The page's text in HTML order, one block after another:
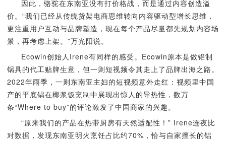
因此，骆驼在东南亚没有打价格战，而是通过内容创造溢
价。“我们已经从传统货架电商思维转向内容驱动型增长思维，
更注重用户互动与品牌塑造，现在每个产品尽量都先规划内容场
景，再考虑上架。”万光阳说。
Ecowin创始人Irene有同样的感受。Ecowin原本是做铝制
锅具的代工贴牌生意，但一则短视频令其走上了品牌出海之路。
2022年雨季，一则东南亚主妇的短视频意外走红：视频里中国
产的平底锅在椰浆饭烹制中展现出惊人的导热性，数万
条“Where to buy”的评论激发了中国商家的兴趣。
“原来我们的产品在热带厨房有天然适配性！” Irene连夜比
对数据，发现东南亚明火烹饪占比约70%，恰与自家擅长的铝